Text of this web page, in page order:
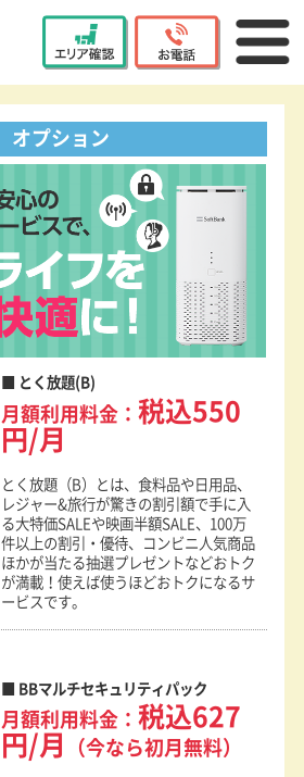
オプション
とく放題(B)
月額利用料金：税込550
円/月
とく放題（B）とは、食料品や日用品、
レジャー&旅行が驚きの割引額で手に入
る大特価SALEや映画半額SALE、100万
件以上の割引・優待、コンビニ人気商品
ほかが当たる抽選プレゼントなどおトク
が満載！使えば使うほどおトクになるサ
ービスです。
BBマルチセキュリティパック
月額利用料金：税込627
円/月
（今なら初月無料）